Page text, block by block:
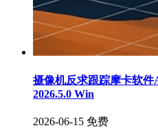
摄像机反求跟踪摩卡软
2026.5.0 Win
2026-06-15 免费